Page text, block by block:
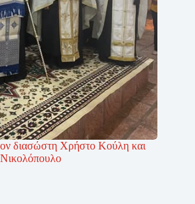
διασώστη Χρήστο Κούλη και